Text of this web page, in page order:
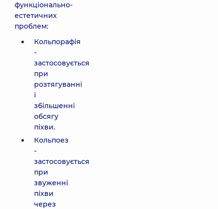
функціонально-
естетичних
проблем:
Кольпорафія
-
застосовується
при
розтягуванні
і
збільшенні
обсягу
піхви.
Кольпоез
-
застосовується
при
звуженні
піхви
через